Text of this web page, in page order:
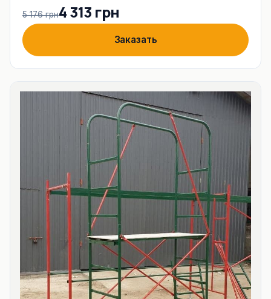
5 176 грн4 313 грн
Заказать